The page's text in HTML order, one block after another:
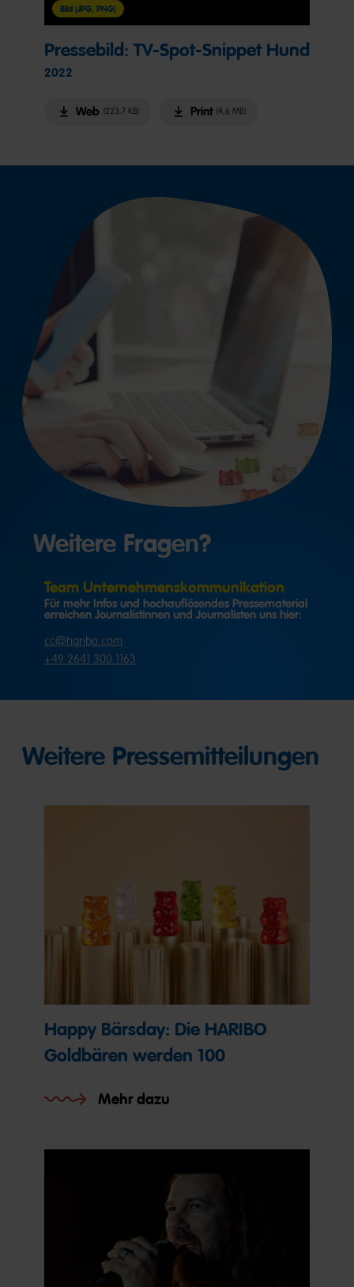
Pressebild: TV-Spot-Snippet Hund
2022
Web (223,7 KB) Print (4,6 MB)
Bild (JPG, PNG)
Weitere Fragen?
Team Unternehmenskommunikation
Für mehr Infos und hochauflösendes Pressematerial
erreichen Journalistinnen und Journalisten uns hier:
cc@haribo.com
+49 2641 300 1163
Weitere Pressemitteilungen
Happy Bärsday: Die HARIBO
Goldbären werden 100
Mehr dazu